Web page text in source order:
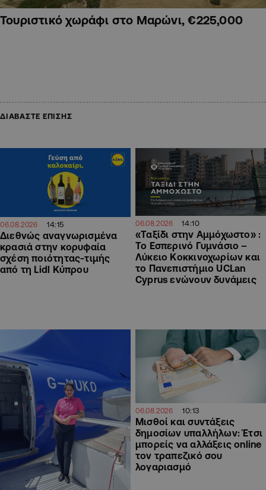
Τουριστικό χωράφι στο Μαρώνι, €225,000
ΔΙΑΒΑΣΤΕ ΕΠΙΣΗΣ
06.08.2026 14:15
Διεθνώς αναγνωρισμένα
κρασιά στην κορυφαία
σχέση ποιότητας-τιμής
από τη Lidl Κύπρου
06.08.2026 14:10
«Ταξίδι στην Αμμόχωστο» :
Το Εσπερινό Γυμνάσιο –
Λύκειο Κοκκινοχωρίων και
το Πανεπιστήμιο UCLan
Cyprus ενώνουν δυνάμεις
06.08.2026 10:13
Μισθοί και συντάξεις
δημοσίων υπαλλήλων: Έτσι
μπορείς να αλλάξεις online
τον τραπεζικό σου
λογαριασμό